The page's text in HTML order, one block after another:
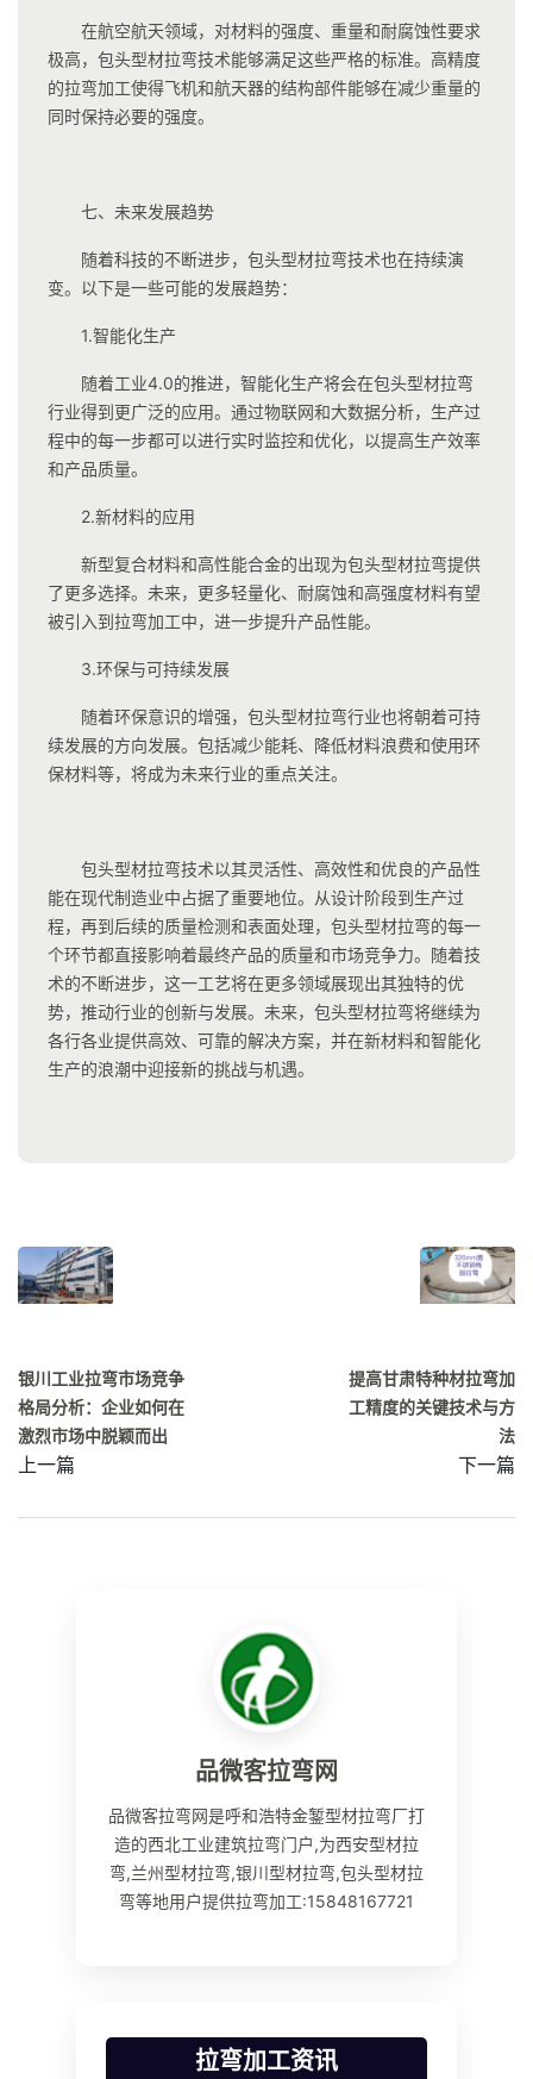
在航空航天领域，对材料的强度、重量和耐腐蚀性要求
极高，包头型材拉弯技术能够满足这些严格的标准。高精度
的拉弯加工使得飞机和航天器的结构部件能够在减少重量的
同时保持必要的强度。
七、未来发展趋势
随着科技的不断进步，包头型材拉弯技术也在持续演
变。以下是一些可能的发展趋势：
1.智能化生产
随着工业4.0的推进，智能化生产将会在包头型材拉弯
行业得到更广泛的应用。通过物联网和大数据分析，生产过
程中的每一步都可以进行实时监控和优化，以提高生产效率
和产品质量。
2.新材料的应用
新型复合材料和高性能合金的出现为包头型材拉弯提供
了更多选择。未来，更多轻量化、耐腐蚀和高强度材料有望
被引入到拉弯加工中，进一步提升产品性能。
3.环保与可持续发展
随着环保意识的增强，包头型材拉弯行业也将朝着可持
续发展的方向发展。包括减少能耗、降低材料浪费和使用环
保材料等，将成为未来行业的重点关注。
包头型材拉弯技术以其灵活性、高效性和优良的产品性
能在现代制造业中占据了重要地位。从设计阶段到生产过
程，再到后续的质量检测和表面处理，包头型材拉弯的每一
个环节都直接影响着最终产品的质量和市场竞争力。随着技
术的不断进步，这一工艺将在更多领域展现出其独特的优
势，推动行业的创新与发展。未来，包头型材拉弯将继续为
各行各业提供高效、可靠的解决方案，并在新材料和智能化
生产的浪潮中迎接新的挑战与机遇。
银川工业拉弯市场竞争
格局分析：企业如何在
激烈市场中脱颖而出
上一篇
提高甘肃特种材拉弯加
工精度的关键技术与方
法
下一篇
品微客拉弯网
品微客拉弯网是呼和浩特金錾型材拉弯厂打
造的西北工业建筑拉弯门户,为西安型材拉
弯,兰州型材拉弯,银川型材拉弯,包头型材拉
弯等地用户提供拉弯加工:15848167721
拉弯加工资讯